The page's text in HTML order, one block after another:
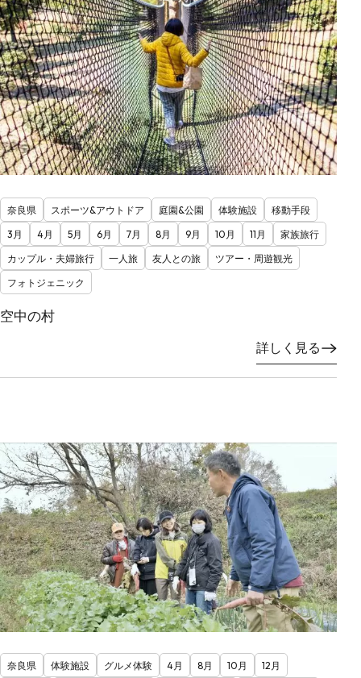
奈良県 スポーツ&アウトドア 庭園&公園 体験施設
移動手段
3月
4月 5月 6月 7月 8月 9月 10月 11月
家族旅行
カップル・夫婦旅行
一人旅 友人との旅
ツアー・周遊観光
フォトジェニック
空中の村
詳しく見る
奈良県 体験施設 グルメ体験 4月 8月 10月 12月